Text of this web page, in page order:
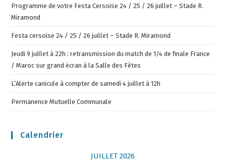
Programme de votre Festa Cersoise 24 / 25 / 26 juillet – Stade R.
Miramond
Festa cersoise 24 / 25 / 26 juillet – Stade R. Miramond
Jeudi 9 juillet à 22h : retransmission du match de 1/4 de finale France
/ Maroc sur grand écran à la Salle des Fêtes
L’Alerte canicule à compter de samedi 4 juillet à 12h
Permanence Mutuelle Communale
Calendrier
JUILLET 2026